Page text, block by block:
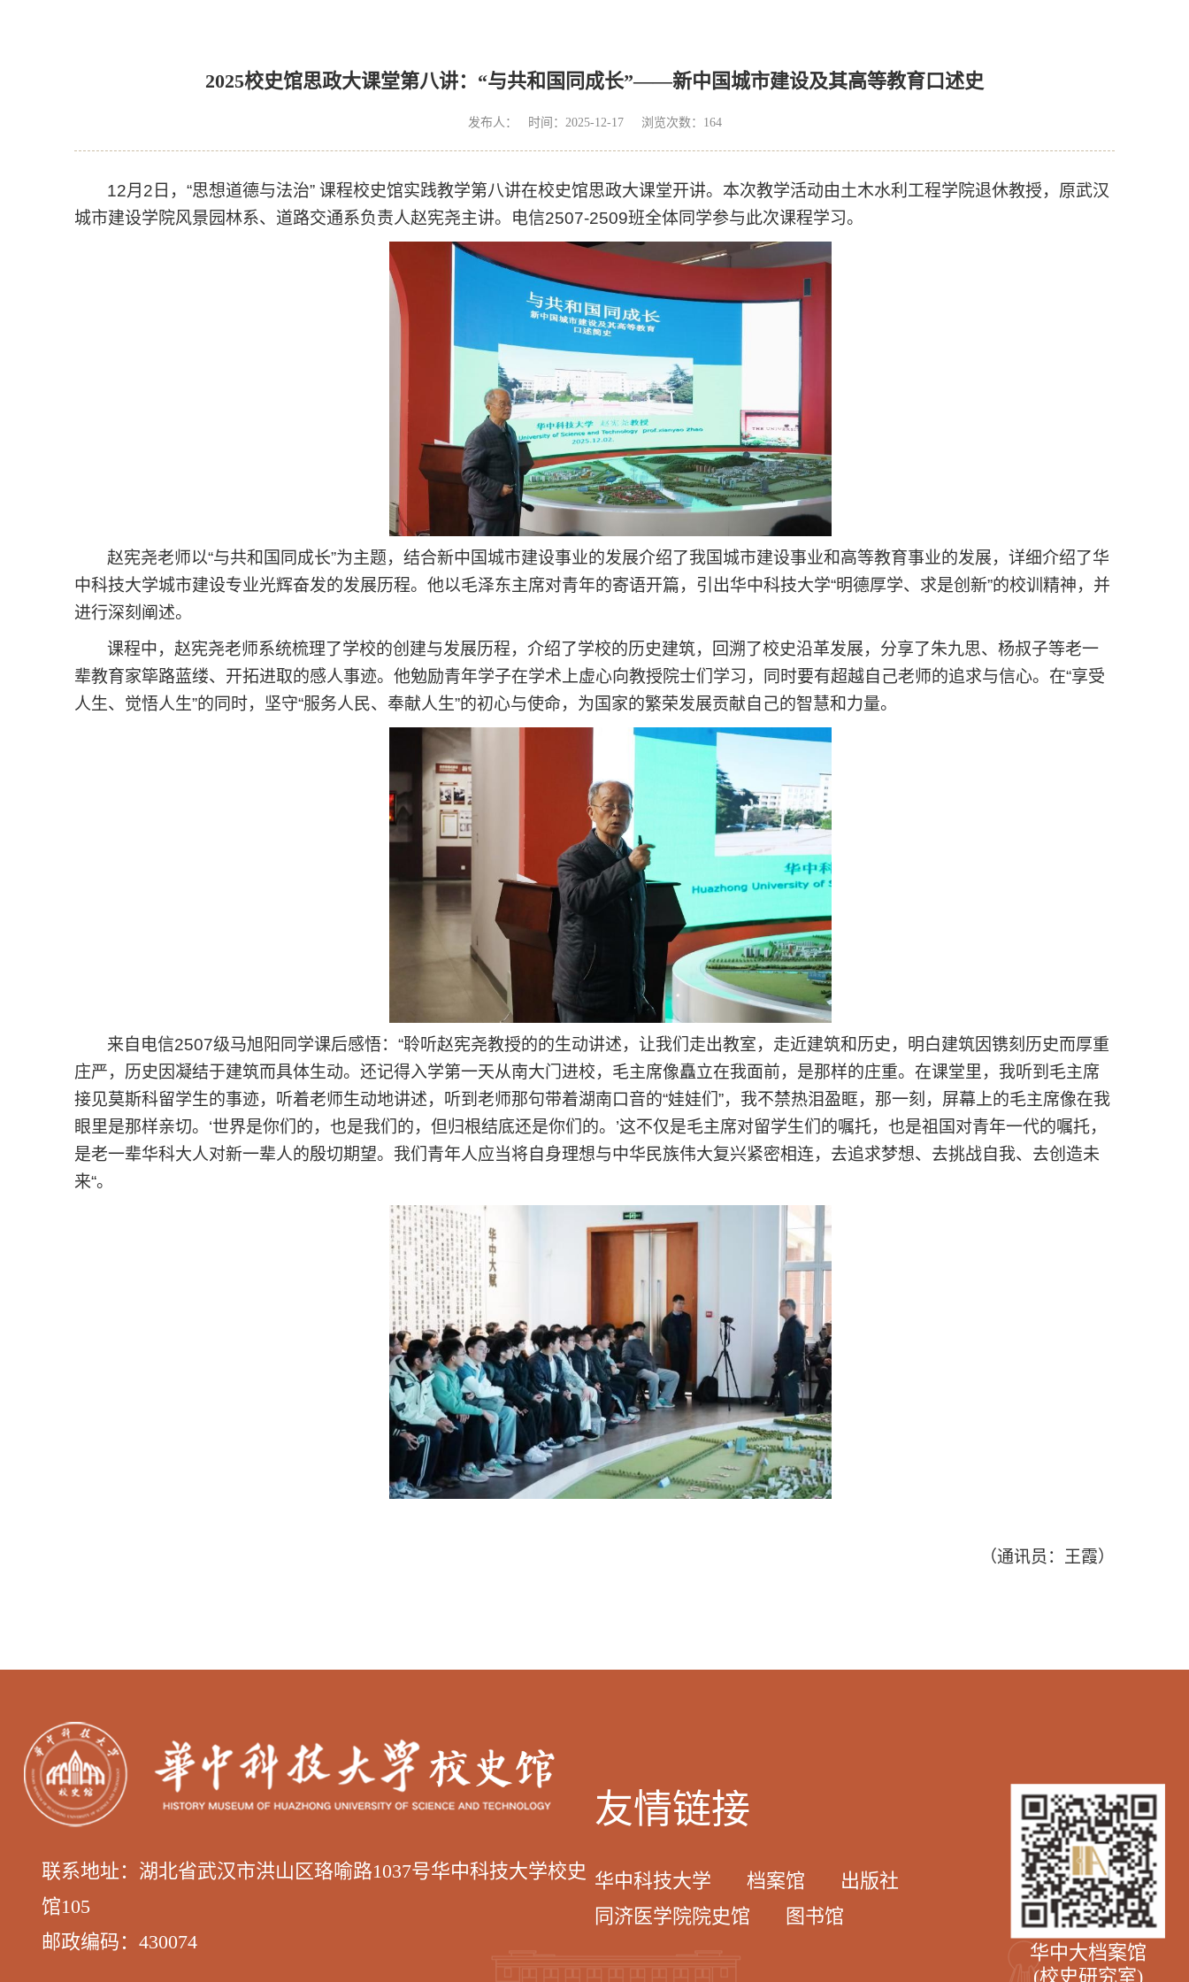
2025校史馆思政大课堂第八讲：“与共和国同成长”——新中国城市建设及其高等教育口述史
发布人： 时间：2025-12-17 浏览次数： 164
12月 2 日，“思想道德与法治” 课程校史馆实践教学第八讲在校史馆思政大课堂开讲。本次教学活动由土木水利工程学院退休教授，原武汉
城市建设学院风景园林系、道路交通系负责人赵宪尧主讲。电信2507-2509班全体同学参与此次课程学习。
赵宪尧老师以“与共和国同成长”为主题，结合新中国城市建设事业的发展介绍了我国城市建设事业和高等教育事业的发展，详细介绍了华
中科技大学城市建设专业光辉奋发的发展历程。他以毛泽东主席对青年的寄语开篇，引出华中科技大学“明德厚学、求是创新”的校训精神，并
进行深刻阐述。
课程中，赵宪尧老师系统梳理了学校的创建与发展历程，介绍了学校的历史建筑，回溯了校史沿革发展，分享了朱九思、杨叔子等老一
辈教育家筚路蓝缕、开拓进取的感人事迹。他勉励青年学子在学术上虚心向教授院士们学习，同时要有超越自己老师的追求与信心。在“享受
人生、觉悟人生”的同时，坚守“服务人民、奉献人生”的初心与使命，为国家的繁荣发展贡献自己的智慧和力量。
来自电信2507级马旭阳同学课后感悟：“聆听赵宪尧教授的的生动讲述，让我们走出教室，走近建筑和历史，明白建筑因镌刻历史而厚重
庄严，历史因凝结于建筑而具体生动。还记得入学第一天从南大门进校，毛主席像矗立在我面前，是那样的庄重。在课堂里，我听到毛主席
接见莫斯科留学生的事迹，听着老师生动地讲述，听到老师那句带着湖南口音的“娃娃们”，我不禁热泪盈眶，那一刻，屏幕上的毛主席像在我
眼里是那样亲切。‘世界是你们的，也是我们的，但归根结底还是你们的。’这不仅是毛主席对留学生们的嘱托，也是祖国对青年一代的嘱托，
是老一辈华科大人对新一辈人的殷切期望。我们青年人应当将自身理想与中华民族伟大复兴紧密相连，去追求梦想、去挑战自我、去创造未
来“。
（通讯员：王霞）
联系地址：湖北省武汉市洪山区珞喻路1037号华中科技大学校史
馆105
邮政编码： 430074
友情链接
华中科技大学 档案馆
出版社
同济医学院院史馆
图书馆
华中大档案馆
(校史研究室)